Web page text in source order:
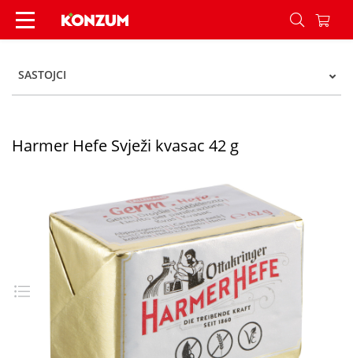
Harmer svježi kvasac 42g - Konzum
SASTOJCI
Harmer Hefe Svježi kvasac 42 g